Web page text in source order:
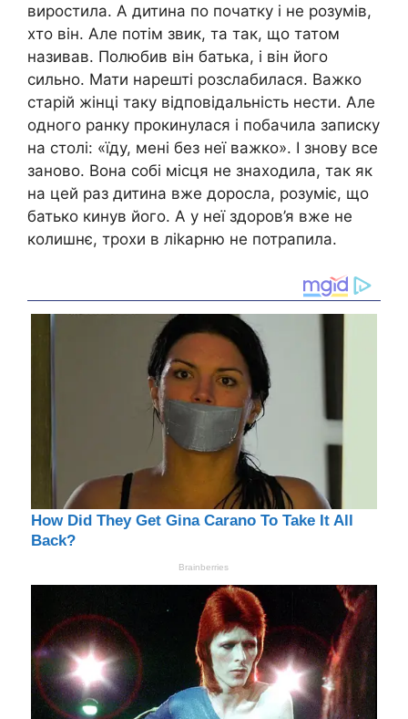
виростила. А дитина по початку і не розумів,
хто він. Але потім звик, та так, що татом
називав. Полюбив він батька, і він його
сильно. Мати нарешті розслабилася. Важко
старій жінці таку відповідальність нести. Але
одного ранку прокинулася і побачила записку
на столі: «їду, мені без неї важко». І знову все
заново. Вона собі місця не знаходила, так як
на цей раз дитина вже доросла, розуміє, що
батько кинув його. А у неї здоров’я вже не
колишнє, трохи в ліkарню не потрапила.